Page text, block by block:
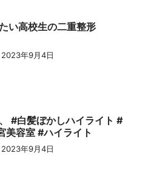
い高校生の二重整形
2023年9月4日
#白髪ぼかしハイライト #
美容室 #ハイライト
2023年9月4日